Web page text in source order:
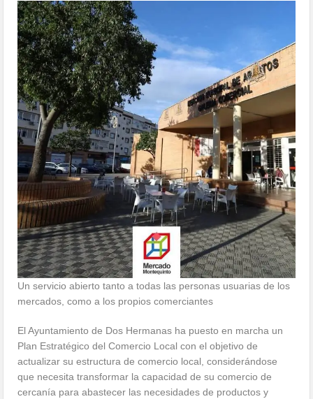
Un servicio abierto tanto a todas las personas usuarias de los
mercados, como a los propios comerciantes
El Ayuntamiento de Dos Hermanas ha puesto en marcha un
Plan Estratégico del Comercio Local con el objetivo de
actualizar su estructura de comercio local, considerándose
que necesita transformar la capacidad de su comercio de
cercanía para abastecer las necesidades de productos y